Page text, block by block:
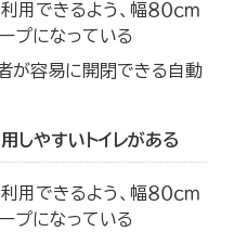
できるよう、幅８０ｃｍ
プになっている
が容易に開閉できる自動
しやすいトイレがある
できるよう、幅８０ｃｍ
プになっている